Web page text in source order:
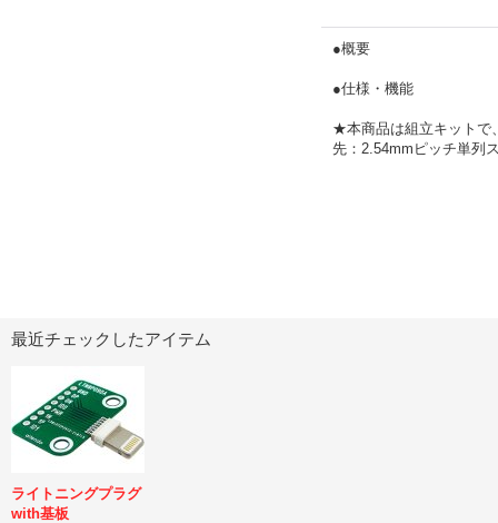
●概要
●仕様・機能
★本商品は組立キットで
先：2.54mmピッチ単列
最近チェックしたアイテム
ライトニングプラグ
with基板